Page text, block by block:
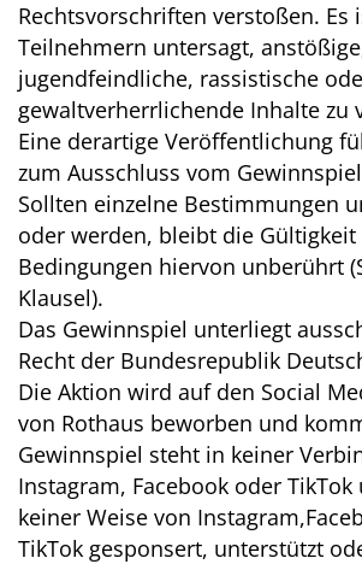
Rechtsvorschriften verstoßen. Es
Teilnehmern untersagt,
jugendfeindliche, rassistische
gewaltverherrlichende Inhalte zu
Eine derartige Veröffentlichung
zum Ausschluss vom
Sollten einzelne Bestimmungen
oder werden, bleibt die
Bedingungen hiervon unberührt
Klausel).
Das Gewinnspiel unterliegt
Recht der Bundesrepublik
Die Aktion wird auf den Social
von Rothaus beworben und
Gewinnspiel steht in keiner
Instagram, Facebook oder
keiner Weise von
TikTok gesponsert, unterstützt